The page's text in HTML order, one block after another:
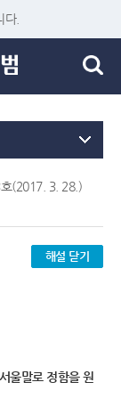
다.
(2017. 3. 28.)
해설 닫기
울말로 정함을 원